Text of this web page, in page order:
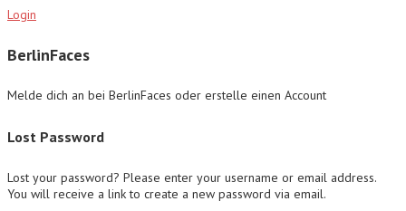
Login
BerlinFaces
Melde dich an bei BerlinFaces oder erstelle einen Account
Lost Password
Lost your password? Please enter your username or email address.
You will receive a link to create a new password via email.